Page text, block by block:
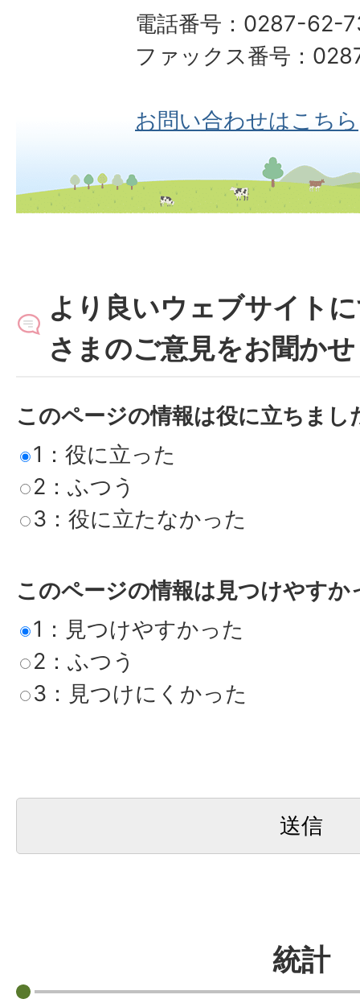
電話番号：0287-62-
ファックス番号：
お問い合わせはこちら
より良いウェブサイト
さまのご意見をお聞か
このページの情報は役に立ちまし
1：役に立った
2：ふつう
3：役に立たなかった
このページの情報は見つけやすか
1：見つけやすかった
2：ふつう
3：見つけにくかった
統計